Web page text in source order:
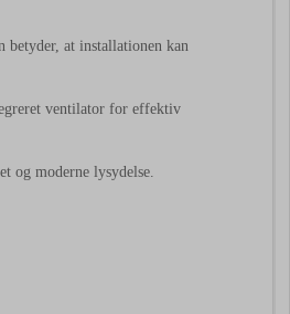
betyder, at installationen kan
ventilator for effektiv
og moderne lysydelse.